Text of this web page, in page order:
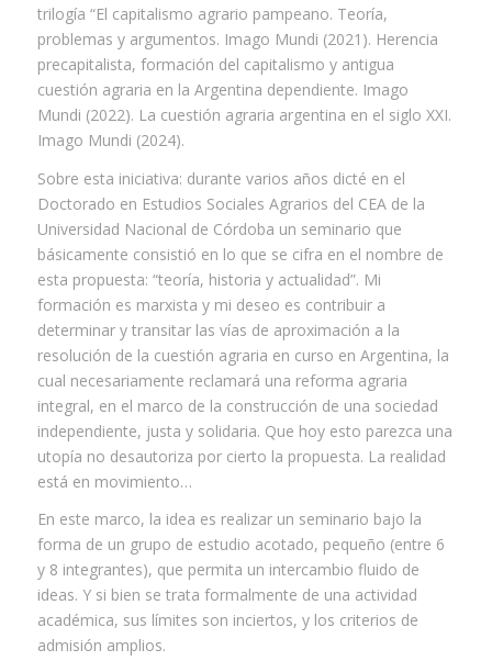
trilogía “El capitalismo agrario pampeano. Teoría,
problemas y argumentos. Imago Mundi (2021). Herencia
precapitalista, formación del capitalismo y antigua
cuestión agraria en la Argentina dependiente. Imago
Mundi (2022). La cuestión agraria argentina en el siglo XXI.
Imago Mundi (2024).
Sobre esta iniciativa: durante varios años dicté en el
Doctorado en Estudios Sociales Agrarios del CEA de la
Universidad Nacional de Córdoba un seminario que
básicamente consistió en lo que se cifra en el nombre de
esta propuesta: “teoría, historia y actualidad”. Mi
formación es marxista y mi deseo es contribuir a
determinar y transitar las vías de aproximación a la
resolución de la cuestión agraria en curso en Argentina, la
cual necesariamente reclamará una reforma agraria
integral, en el marco de la construcción de una sociedad
independiente, justa y solidaria. Que hoy esto parezca una
utopía no desautoriza por cierto la propuesta. La realidad
está en movimiento…
En este marco, la idea es realizar un seminario bajo la
forma de un grupo de estudio acotado, pequeño (entre 6
y 8 integrantes), que permita un intercambio fluido de
ideas. Y si bien se trata formalmente de una actividad
académica, sus límites son inciertos, y los criterios de
admisión amplios.